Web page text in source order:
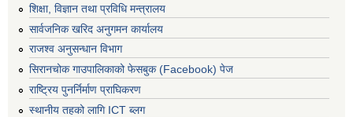
शिक्षा, विज्ञान तथा प्रविधि मन्त्रालय
सार्वजनिक खरिद अनुगमन कार्यालय
राजश्व अनुसन्धान विभाग
सिरानचोक गाउपालिकाको फेसबुक (Facebook) पेज
राष्ट्रिय पुनर्निर्माण प्राघिकरण
स्थानीय तहको लागि ICT ब्लग